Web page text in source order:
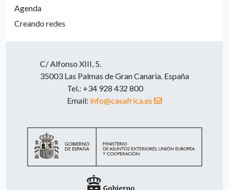
Agenda
Creando redes
C/ Alfonso XIII, 5.
35003 Las Palmas de Gran Canaria. España
Tel.: +34 928 432 800
Email: info@casafrica.es